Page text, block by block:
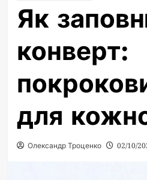
Як
конверт:
для
Олександр Троценко 02/10/